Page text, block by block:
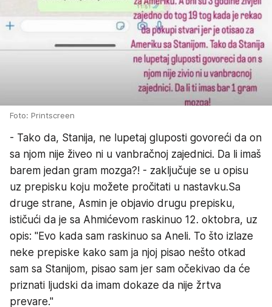
Foto: Printscreen
- Tako da, Stanija, ne lupetaj gluposti govoreći da on
sa njom nije živeo ni u vanbračnoj zajednici. Da li imaš
barem jedan gram mozga?! - zaključuje se u opisu
uz prepisku koju možete pročitati u nastavku.Sa
druge strane, Asmin je objavio drugu prepisku,
ističući da je sa Ahmićevom raskinuo 12. oktobra, uz
opis: "Evo kada sam raskinuo sa Aneli. To što izlaze
neke prepiske kako sam ja njoj pisao nešto otkad
sam sa Stanijom, pisao sam jer sam očekivao da će
priznati ljudski da imam dokaze da nije žrtva
prevare."